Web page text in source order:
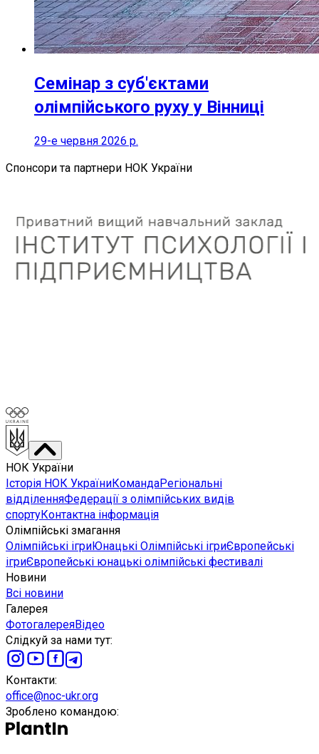
Семінар з суб'єктами
олімпійського руху у Вінниці
29-е червня 2026 р.
Спонсори та партнери НОК України
НОК України
Історія НОК УкраїниКомандаРегіональні
відділенняФедерації з олімпійських видів
спортуКонтактна інформація
Олімпійські змагання
Олімпійські ігриЮнацькі Олімпійські ігриЄвропейські
ігриЄвропейські юнацькі олімпійські фестивалі
Новини
Всі новини
Галерея
ФотогалереяВідео
Слідкуй за нами тут:
Контакти:
office@noc-ukr.org
Зроблено командою: